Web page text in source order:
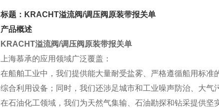
标题：KRACHT溢流阀/调压阀原装带报关单
产品概述
KRACHT溢流阀/调压阀原装带报关单
上海慕承的应用领域广泛覆盖：
在船舶工业中，我们提供能大量耐受盐雾、严格遵循船用标
综合利用设备；同时，我们还涉足城市和工业噪声防治、大气
在石油化工领域，我们为天然气集输、石油勘探和钻采提供